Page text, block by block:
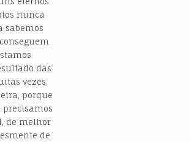
nunca
sabemos
das
vezes,
porque
precisamos
de melhor
de